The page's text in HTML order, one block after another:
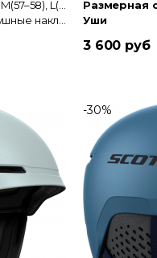
S(55-56), M(57–58), L(59–60), XL(61)
Размерная
Уши
3 600 руб
-30%